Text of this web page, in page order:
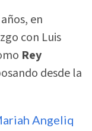
en
con Luis
Rey
desde la
Angeliq